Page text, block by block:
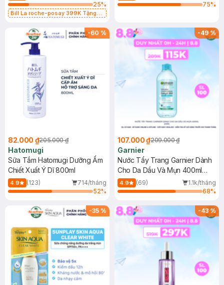
25%
Bill La roche-posay 399K Tặng
(SL có hạn)
75%
-60 %
82.000 ₫205.000 ₫
Hatomugi
Sữa Tắm Hatomugi Dưỡng Ẩm
Chiết Xuất Ý Dĩ 800ml
4.9 (123)
714/tháng
52%
-49%
107.000 ₫209.000 ₫
Garnier
Nước Tẩy Trang Garnier Dành
Cho Da Dầu Và Mụn 400ml
(Mới)
4.9 (69)
1.1k/tháng
68%
-35 % -43%